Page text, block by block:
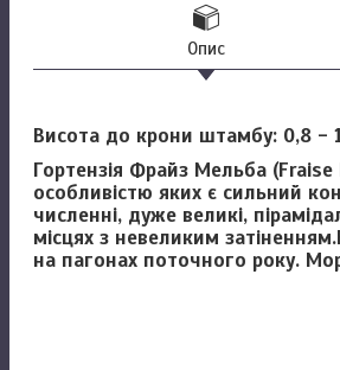
Опис
Висота до крони штамбу: 0,8 -
Гортензія Фрайз Мельба (Fraise
особливістю яких є сильний
численні, дуже великі,
місцях з невеликим
на пагонах поточного року.